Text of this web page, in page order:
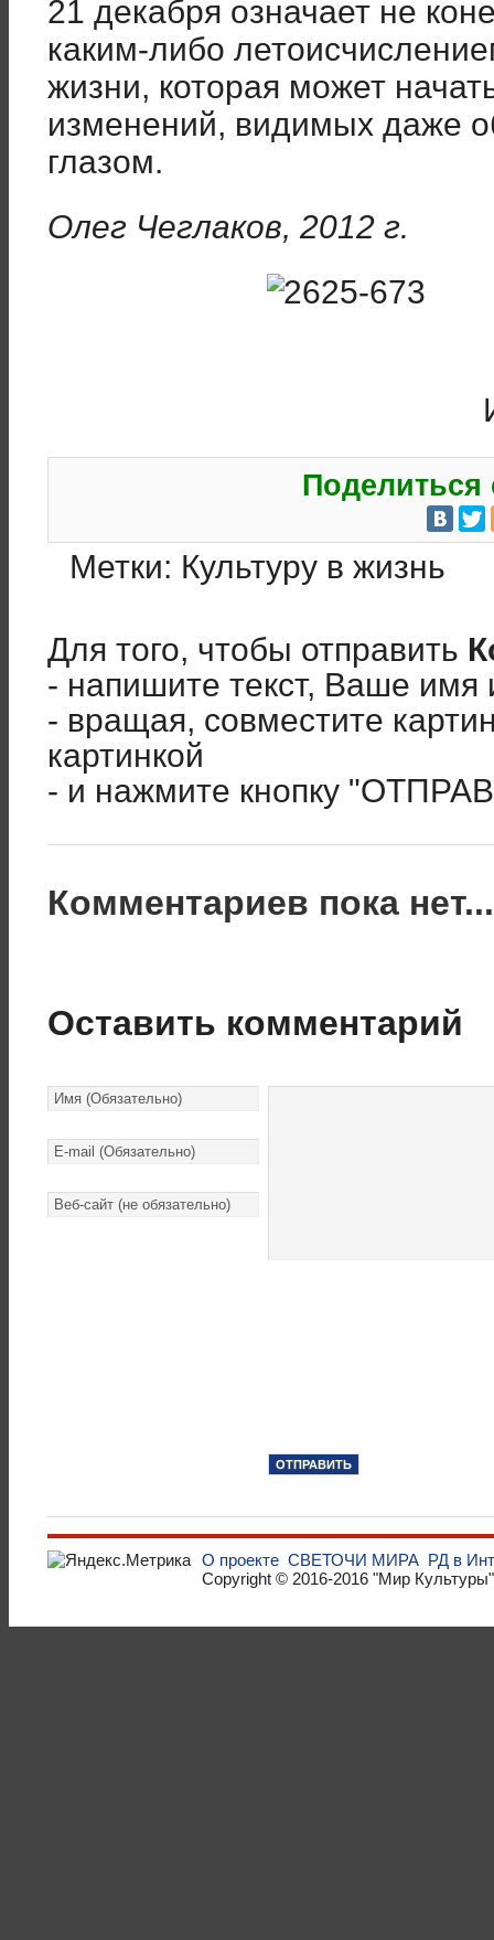
21 декабря означает не
каким-либо
жизни, которая может
изменений, видимых даже
глазом.
Олег Чеглаков, 2012 г.
Поделиться
Метки: Культуру в жизнь
Для того, чтобы отправить
- напишите текст, Ваше имя
- вращая, совместите
картинкой
- и нажмите кнопку
Комментариев пока
Оставить комментарий
О проекте СВЕТОЧИ МИРА РД в
Copyright © 2016-2016 "Мир Культуры"